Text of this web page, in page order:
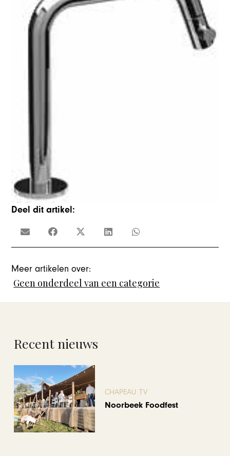
Deel dit artikel:
Meer artikelen over:
Geen onderdeel van een categorie
Recent nieuws
CHAPEAU TV
Noorbeek Foodfest